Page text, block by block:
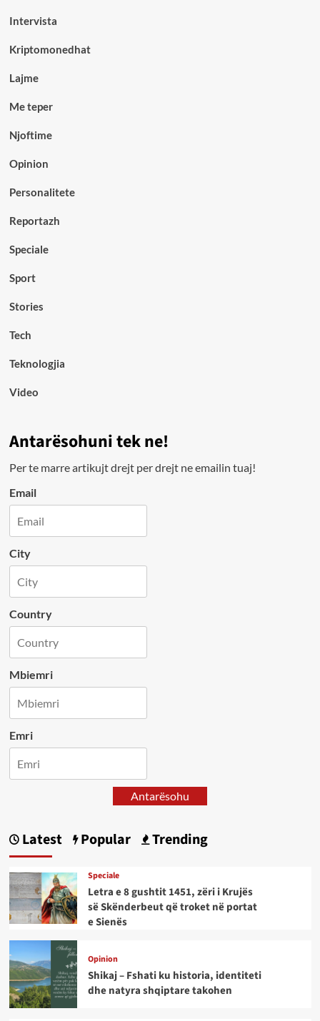
Intervista
Kriptomonedhat
Lajme
Me teper
Njoftime
Opinion
Personalitete
Reportazh
Speciale
Sport
Stories
Tech
Teknologjia
Video
Antarësohuni tek ne!
Per te marre artikujt drejt per drejt ne emailin tuaj!
Email
City
Country
Mbiemri
Emri
Antarësohu
Latest Popular Trending
Speciale
Letra e 8 gushtit 1451, zëri i Krujës
së Skënderbeut që troket në portat
e Sienës
Opinion
Shikaj – Fshati ku historia, identiteti
dhe natyra shqiptare takohen